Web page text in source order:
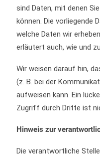
sind Daten, mit denen
können. Die vorliegende
welche Daten wir
erläutert auch, wie und
Wir weisen darauf hin,
(z. B. bei der
aufweisen kann. Ein
Zugriff durch Dritte ist
Hinweis zur
Die verantwortliche